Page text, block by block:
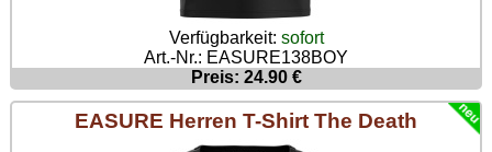
Verfügbarkeit: sofort
Art.-Nr.: EASURE138BOY
Preis: 24.90 €
EASURE Herren T-Shirt The Death